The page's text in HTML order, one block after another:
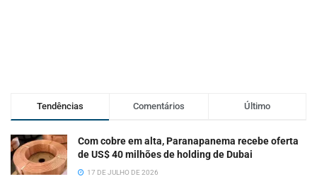
Tendências Comentários Último
Com cobre em alta, Paranapanema recebe oferta
de US$ 40 milhões de holding de Dubai
17 DE JULHO DE 2026